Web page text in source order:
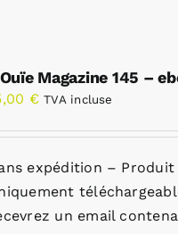
Magazine 145 –
€ TVA incluse
expédition – Produit
un email